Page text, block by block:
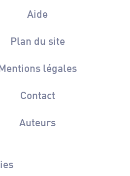
Aide
Plan du site
légales
Contact
Auteurs